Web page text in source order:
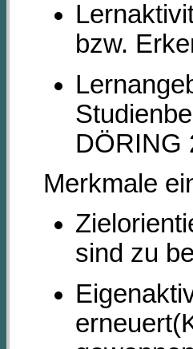
bzw.
DÖRING
Merkmale
sind zu